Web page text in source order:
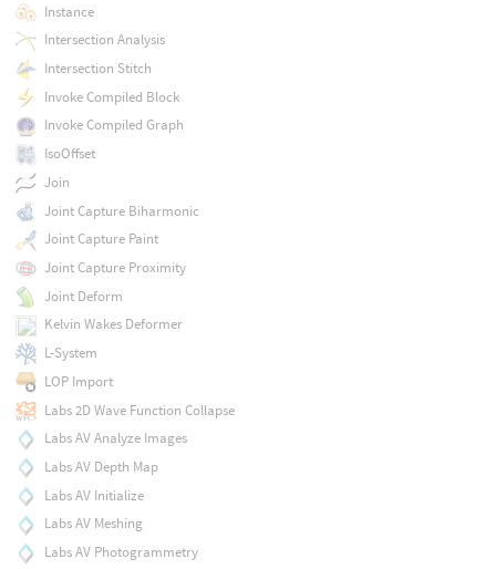
Instance
Intersection Analysis
Intersection Stitch
Invoke Compiled Block
Invoke Compiled Graph
IsoOffset
Join
Joint Capture Biharmonic
Joint Capture Paint
Joint Capture Proximity
Joint Deform
Kelvin Wakes Deformer
L-System
LOP Import
Labs 2D Wave Function Collapse
Labs AV Analyze Images
Labs AV Depth Map
Labs AV Initialize
Labs AV Meshing
Labs AV Photogrammetry